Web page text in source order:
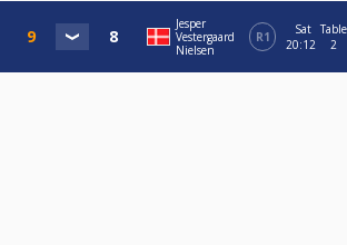
Jesper
Vestergaard
Nielsen
R1
Sat
20:12
Table
2